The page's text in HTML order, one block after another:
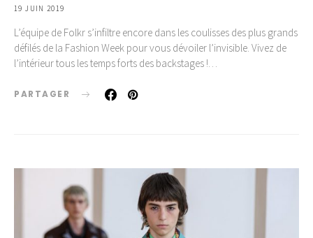
19 JUIN 2019
L’équipe de Folkr s’infiltre encore dans les coulisses des plus grands
défilés de la Fashion Week pour vous dévoiler l’invisible. Vivez de
l’intérieur tous les temps forts des backstages !…
PARTAGER